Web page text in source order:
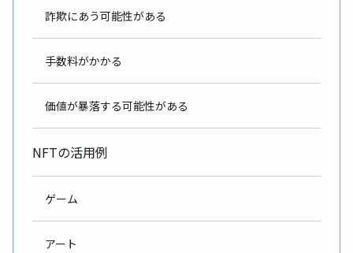
詐欺にあう可能性がある
手数料がかかる
価値が暴落する可能性がある
NFTの活用例
ゲーム
アート